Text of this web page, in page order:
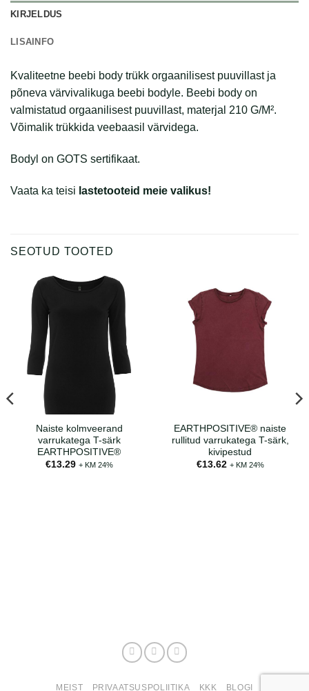
KIRJELDUS
LISAINFO
Kvaliteetne beebi body trükk orgaanilisest puuvillast ja
põneva värvivalikuga beebi bodyle. Beebi body on
valmistatud orgaanilisest puuvillast, materjal 210 G/M².
Võimalik trükkida veebaasil värvidega.
Bodyl on GOTS sertifikaat.
Vaata ka teisi lastetooteid meie valikus!
SEOTUD TOOTED
Naiste kolmveerand
varrukatega T-särk
EARTHPOSITIVE®
€13.29 + KM 24%
EARTHPOSITIVE® naiste
rullitud varrukatega T-särk,
kivipestud
€13.62 + KM 24%
MEIST PRIVAATSUSPOLIITIKA KKK BLOGI